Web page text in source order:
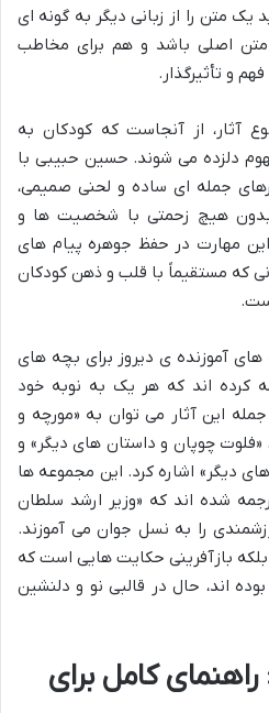
یک متن را از زبانی دیگر به گونه ای
متن اصلی باشد و هم برای مخاطب
و تأثیرگذار.
آثار، از آنجاست که کودکان به
دلزده می شوند. حسین حبیبی با
جمله ای ساده و لحنی صمیمی،
هیچ زحمتی با شخصیت ها و
مهارت در حفظ جوهره پیام های
که مستقیماً با قلب و ذهن کودکان
آموزنده ی دیروز برای بچه های
کرده اند که هر یک به نوبه خود
این آثار می توان به «مورچه و
«فلوت چوپان و داستان های دیگر» و
دیگر» اشاره کرد. این مجموعه ها
شده اند که «وزیر ارشد سلطان
را به نسل جوان می آموزند.
بازآفرینی حکایت هایی است که
اند، حال در قالبی نو و دلنشین
کامل برای